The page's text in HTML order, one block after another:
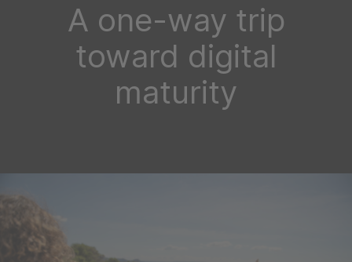
A one-way trip
toward digital
maturity